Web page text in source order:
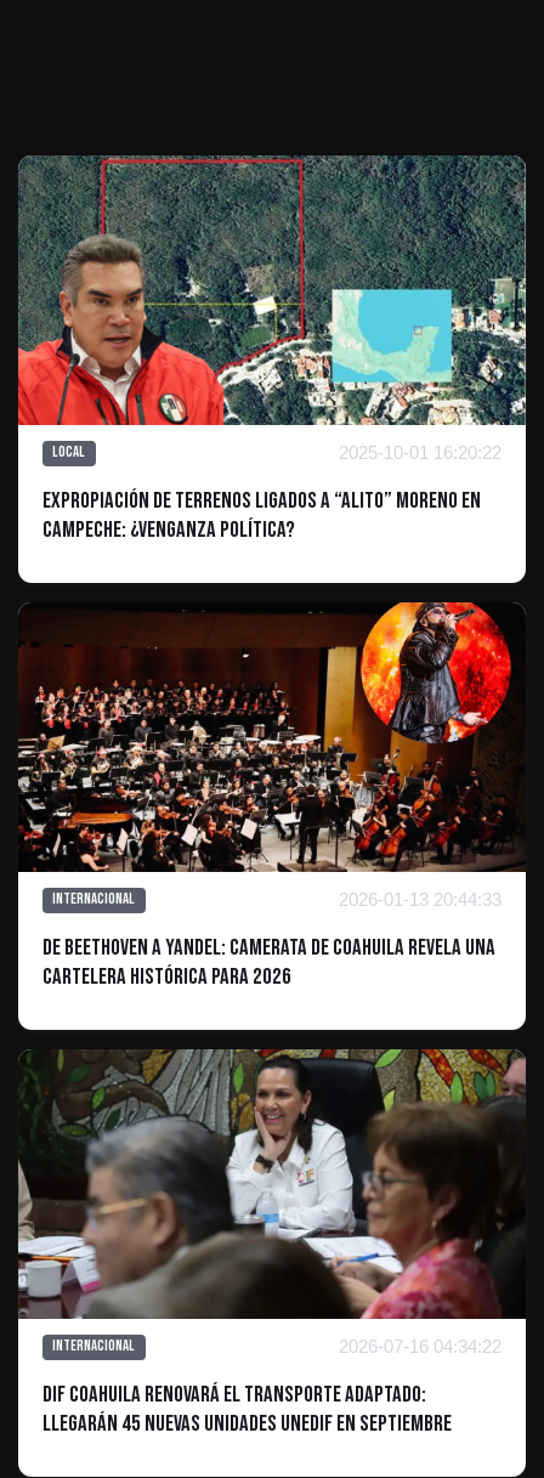
Local 2025-10-01 16:20:22
Expropiación de terrenos ligados a “Alito” Moreno en
Campeche: ¿Venganza política?
Internacional 2026-01-13 20:44:33
De Beethoven a Yandel: Camerata de Coahuila revela una
cartelera histórica para 2026
Internacional 2026-07-16 04:34:22
DIF Coahuila renovará el transporte adaptado:
Llegarán 45 nuevas unidades Unedif en septiembre